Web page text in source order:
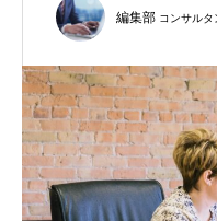
編集部 コンサルタ